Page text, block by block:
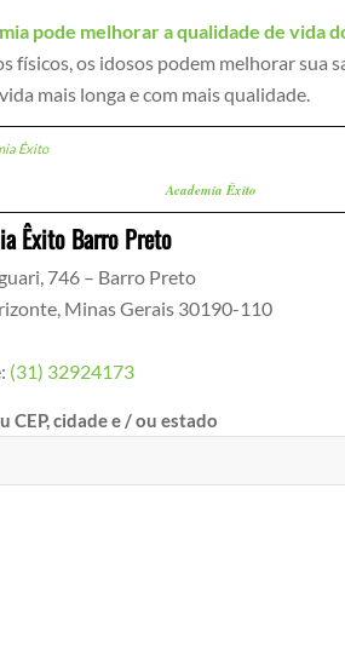
pode melhorar a qualidade de vida
físicos, os idosos podem melhorar sua
mais longa e com mais qualidade.
Academia Êxito
Êxito Barro Preto
746 – Barro Preto
, Minas Gerais 30190-110
(31) 32924173
CEP, cidade e / ou estado